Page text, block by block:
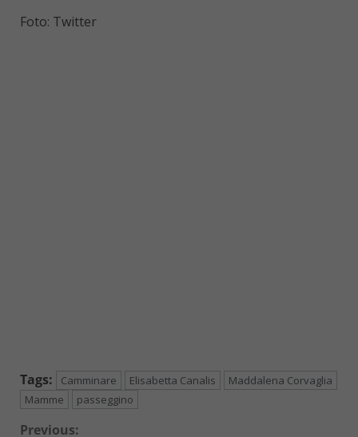
Foto: Twitter
Tags: Camminare Elisabetta Canalis
Maddalena Corvaglia
Mamme
passeggino
Previous: